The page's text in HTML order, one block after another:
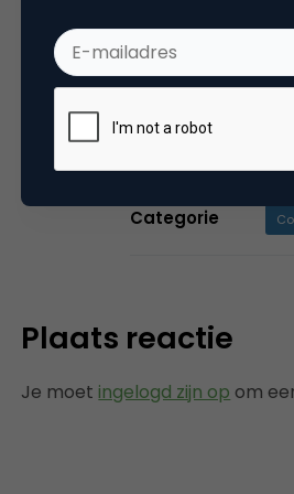
cx, data en
Woon een
training.
Categorie
Plaats reactie
Je moet ingelogd zijn op om